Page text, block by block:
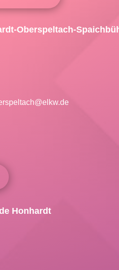
Oberspeltach-
elkw.de
Honhardt